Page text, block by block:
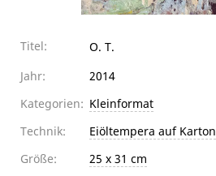
Titel:
O. T.
Jahr:
2014
Kategorien: Kleinformat
Technik:
Eiöltempera auf Karton
Größe:
25 x 31 cm